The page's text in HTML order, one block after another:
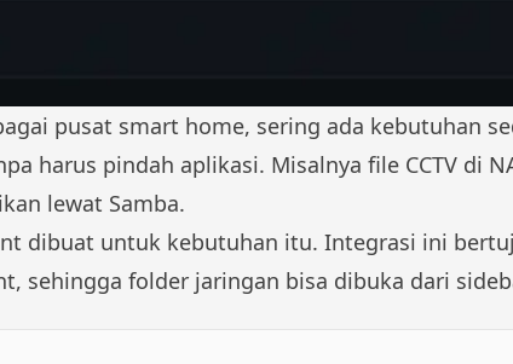
pusat smart home, sering ada kebutuhan
harus pindah aplikasi. Misalnya file CCTV di
lewat Samba.
dibuat untuk kebutuhan itu. Integrasi ini
sehingga folder jaringan bisa dibuka dari